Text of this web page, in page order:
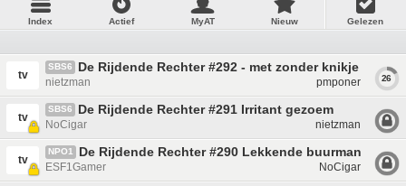
Index Actief MyAT Nieuw Gelezen
tv
SBS6 De Rijdende Rechter #292 - met zonder knikje van
nietzman pmponer 26
tv
SBS6 De Rijdende Rechter #291 Irritant gezoem
NoCigar nietzman
tv
NPO1 De Rijdende Rechter #290 Lekkende buurmannnen
ESF1Gamer NoCigar